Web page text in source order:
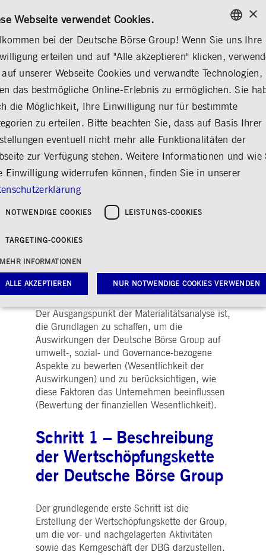
KONTAKT
CSRD
Materialitätsanalyse
Prozess
Teilen Drucken
mehrstufigen Ansatz zur Identifizierung der
Durchführung der doppelten
Sustainability Reporting Standards (ESRS).
Weitere Informationen finden Sie in der
untenstehenden Grafik.
Der Ausgangspunkt der Materialitätsanalyse ist,
die Grundlagen zu schaffen, um die
Auswirkungen der Deutsche Börse Group auf
umwelt-, sozial- und Governance-bezogene
Aspekte zu bewerten (Wesentlichkeit der
Auswirkungen) und zu berücksichtigen, wie
diese Faktoren das Unternehmen beeinflussen
(Bewertung der finanziellen Wesentlichkeit).
Schritt 1 – Beschreibung
der Wertschöpfungskette
der Deutsche Börse Group
Der grundlegende erste Schritt ist die
Erstellung der Wertschöpfungskette der Group,
um die vor- und nachgelagerten Aktivitäten
sowie das Kerngeschäft der DBG darzustellen.
ENGLISH
ENGLISH
×
Webseite verwendet Cookies.
bei der Deutsche Börse Group! Wenn Sie uns Ihre
erteilen und auf "Alle akzeptieren" klicken,
unserer Webseite Cookies und verwandte Technologien,
das bestmögliche Online-Erlebnis zu ermöglichen. Sie
die Möglichkeit, Ihre Einwilligung nur für bestimmte
zu erteilen. Bitte beachten Sie, dass auf Basis Ihrer
eventuell nicht mehr alle Funktionalitäten der
zur Verfügung stehen. Weitere Informationen und wie
Einwilligung widerrufen können, finden Sie in unserer
NOTWENDIGE COOKIES LEISTUNGS-COOKIES
TARGETING-COOKIES
MEHR INFORMATIONEN
ALLE AKZEPTIEREN NUR NOTWENDIGE COOKIES VERWENDEN
Notwendige Cookies Leistungs-Cookies Targeting-Cookies
Cookies ermöglichen Kernfunktionen der Website wie Benutzeranmeldung und
Ohne diese notwendigen Cookies kann die Website nicht richtig genutzt werden.
Gültig
bis
Beschreibung
www.deutsche-
Sitzung
Dieses Cookie wird vom
verwendet, um eine
Sitzung auch bei
ursprungsübergreifenden
aufrechtzuerhalten.
Sitzung
Amazon.com Inc.
broadcaster.walls.io
1
Woche
Für die weitere
Unterstützung der
Klebrigkeit mit CORS-